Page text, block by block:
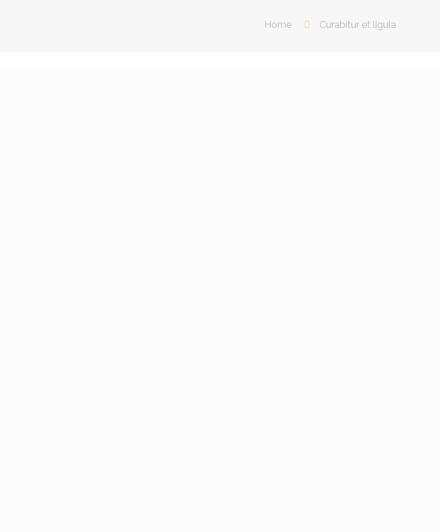
Home Curabitur et ligula